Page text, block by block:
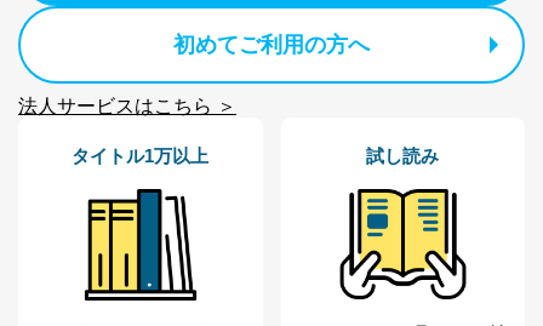
初めてご利用の方へ
法人サービスはこちら ＞
タイトル1万以上 試し読み